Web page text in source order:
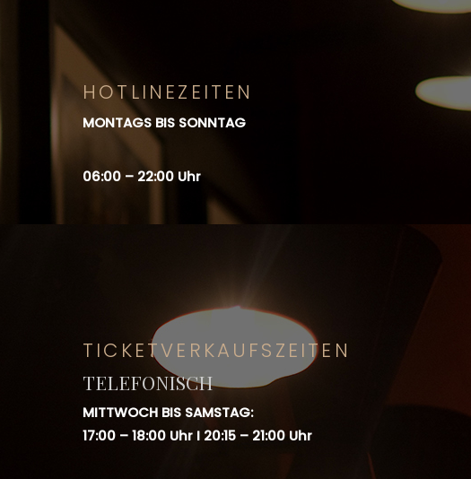
HOTLINEZEITEN
MONTAGS BIS SONNTAG
06:00 – 22:00 Uhr
TICKETVERKAUFSZEITEN
TELEFONISCH
MITTWOCH BIS SAMSTAG:
17:00 – 18:00 Uhr I 20:15 – 21:00 Uhr